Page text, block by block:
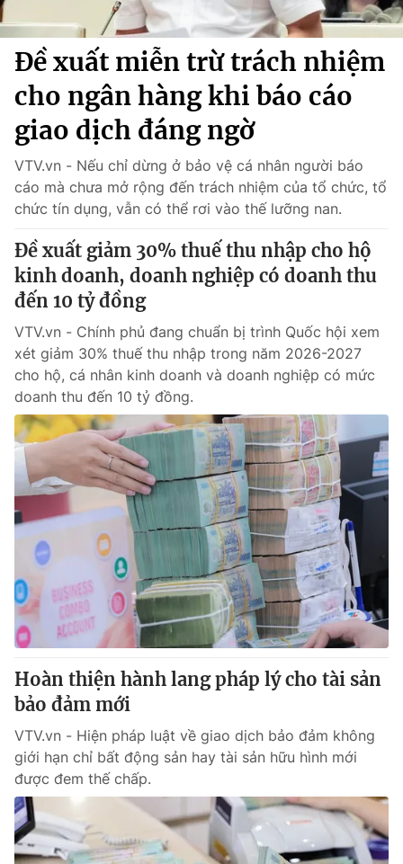
Y tế
Thế giới
Tin tức
Thế giới đó đây
Câu chuyện quốc tế
Kinh tế
Tài chính
Thị trường
Dữ liệu và đời sống
Phim VTV
Hậu trường
Nhân vật
Khán giả
Giải sao mai
Giải trí
Âm nhạc
Sao
Đời sống
Du lịch
Làm đẹp
Chất lượng cuộc sống
Giáo dục
Tuyển sinh
Học trực tuyến
Công nghệ
Hitech Công nghệ tương lai
Sản phẩm
Thị trường
Tư vấn
Giao lưu trực tuyến
Lịch phát sóng
Chuyên mục khác
Emagazine Podcast
Photo Infographic
Video Shorts video
VTV Money VTV Thể thao
VTV Sức khoẻ Bất động sản
Đề xuất miễn trừ trách nhiệm
cho ngân hàng khi báo cáo
giao dịch đáng ngờ
VTV.vn - Nếu chỉ dừng ở bảo vệ cá nhân người báo
cáo mà chưa mở rộng đến trách nhiệm của tổ chức, tổ
chức tín dụng, vẫn có thể rơi vào thế lưỡng nan.
Đề xuất giảm 30% thuế thu nhập cho hộ
kinh doanh, doanh nghiệp có doanh thu
đến 10 tỷ đồng
VTV.vn - Chính phủ đang chuẩn bị trình Quốc hội xem
xét giảm 30% thuế thu nhập trong năm 2026-2027
cho hộ, cá nhân kinh doanh và doanh nghiệp có mức
doanh thu đến 10 tỷ đồng.
Hoàn thiện hành lang pháp lý cho tài sản
bảo đảm mới
VTV.vn - Hiện pháp luật về giao dịch bảo đảm không
giới hạn chỉ bất động sản hay tài sản hữu hình mới
được đem thế chấp.